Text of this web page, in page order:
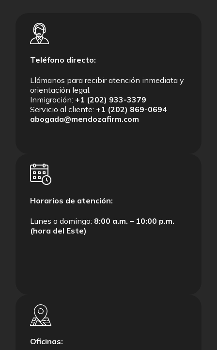
Teléfono directo:
Llámanos para recibir atención inmediata y
orientación legal.
Inmigración: +1 (202) 933-3379
Servicio al cliente: +1 (202) 869-0694
abogada@mendozafirm.com
Horarios de atención:
Lunes a domingo: 8:00 a.m. – 10:00 p.m.
(hora del Este)
Oficinas: